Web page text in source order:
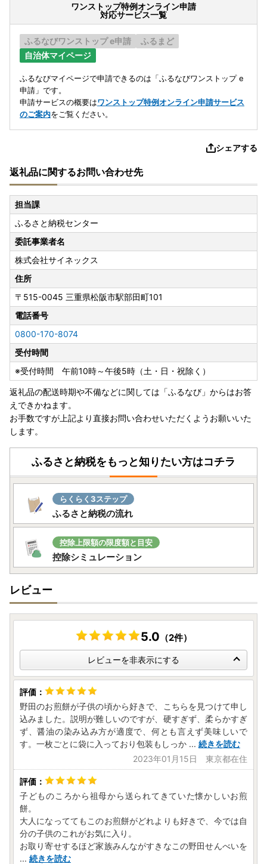
ワンストップ特例オンライン申請
対応サービス一覧
ふるなびワンストップ e申請
ふるまど
自治体マイページ
ふるなびマイページで申請できるのは「ふるなびワンストップ e
申請」です。
申請サービスの概要はワンストップ特例オンライン申請サービス
のご案内をご覧ください。
シェアする
返礼品に関するお問い合わせ先
担当課
ふるさと納税センター
委託事業者名
株式会社サイネックス
住所
〒515-0045 三重県松阪市駅部田町101
電話番号
0800-170-8074
受付時間
※受付時間 午前10時～午後5時（土・日・祝除く）
返礼品の配送時期や不備などに関しては「ふるなび」からはお答
えできかねます。
お手数ですが上記より直接お問い合わせいただくようお願いいた
します。
ふるさと納税をもっと知りたい方はコチラ
らくらく3ステップ
ふるさと納税の流れ
控除上限額の限度額と目安
控除シミュレーション
レビュー
5.0 （2件）
レビューを非表示にする
野田のお煎餅が子供の頃から好きで、こちらを見つけて申し
込みました。説明が難しいのですが、硬すぎず、柔らかすぎ
ず、醤油の染み込み方が適度で、何とも言えず美味しいで
す。一枚ごとに袋に入っており包装もしっか ... 続きを読む
2023年01月15日 東京都在住
子どものころから祖母から送られてきていた懐かしいお煎
餅。
大人になっててもこのお煎餅がどれよりも好きで、今では自
分の子供のこれがお気に入り。
お取り寄せするほど家族みんながすきなこの野田せんべいを
... 続きを読む